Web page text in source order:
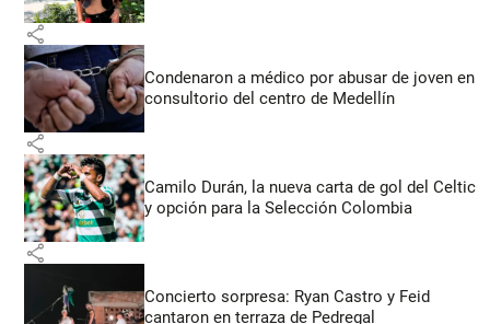
share
Condenaron a médico por abusar de joven en
consultorio del centro de Medellín
share
Camilo Durán, la nueva carta de gol del Celtic
y opción para la Selección Colombia
share
Concierto sorpresa: Ryan Castro y Feid
cantaron en terraza de Pedregal